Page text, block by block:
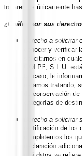
trataremos únicamente
¿Cuáles son sus
Derecho a
conocer y verificar
solicitarnos en
GOLPE, S.L.U.
tal caso, le
estamos tratando,
de conservación
categorías de
Derecho a solicitar
rectificación de los
completemos los
declaración